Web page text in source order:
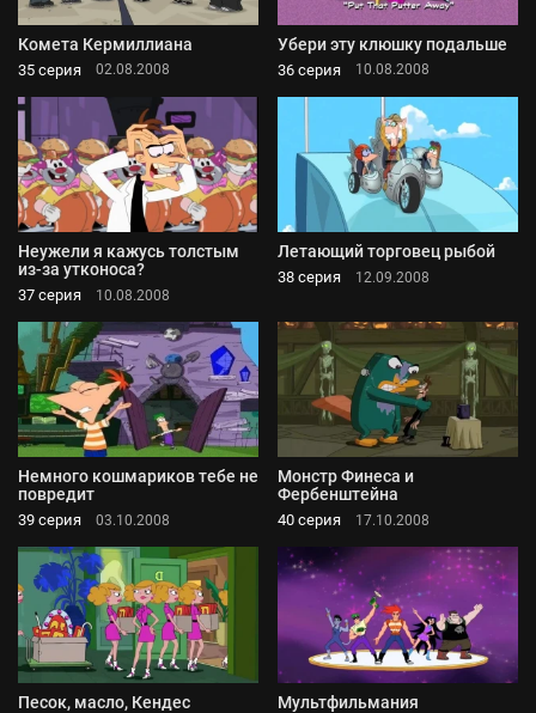
Комета Кермиллиана
35 серия 02.08.2008
Убери эту клюшку подальше
36 серия 10.08.2008
Неужели я кажусь толстым
из-за утконоса?
37 серия 10.08.2008
Летающий торговец рыбой
38 серия 12.09.2008
Немного кошмариков тебе не
повредит
39 серия 03.10.2008
Монстр Финеса и
Фербенштейна
40 серия 17.10.2008
Песок, масло, Кендес Мультфильмания